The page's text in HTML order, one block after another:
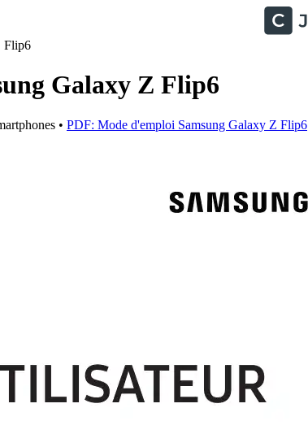
Flip6
Galaxy Z Flip6
• PDF: Mode d'emploi Samsung Galaxy Z Flip6